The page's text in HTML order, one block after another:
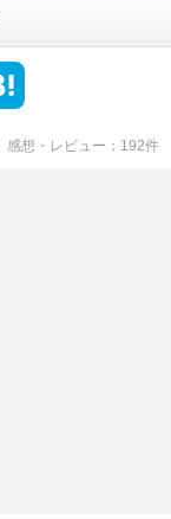
感想・レビュー 192件